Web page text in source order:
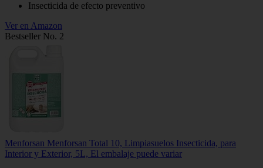
Insecticida de efecto preventivo
Ver en Amazon
Bestseller No. 2
Menforsan Menforsan Total 10, Limpiasuelos Insecticida, para
Interior y Exterior, 5L, El embalaje puede variar